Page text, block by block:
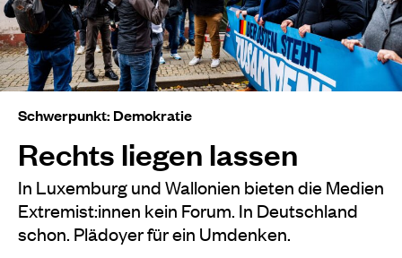
Schwerpunkt: Demokratie
Rechts liegen lassen
In Luxemburg und Wallonien bieten die Medien
Extremist:innen kein Forum. In Deutschland
schon. Plädoyer für ein Umdenken.